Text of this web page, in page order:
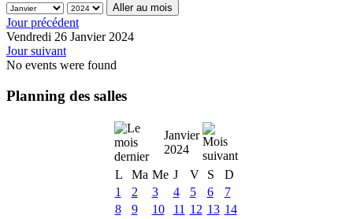
Aller au mois
Jour précédent
Vendredi 26 Janvier 2024
Jour suivant
No events were found
Planning des salles
Janvier
2024
L
Ma Me J V S
D
1
2 3 4 5 6
7
8
9 10 11 12 13 14